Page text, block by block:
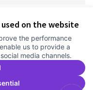
on the website
the performance
us to provide a
media channels.